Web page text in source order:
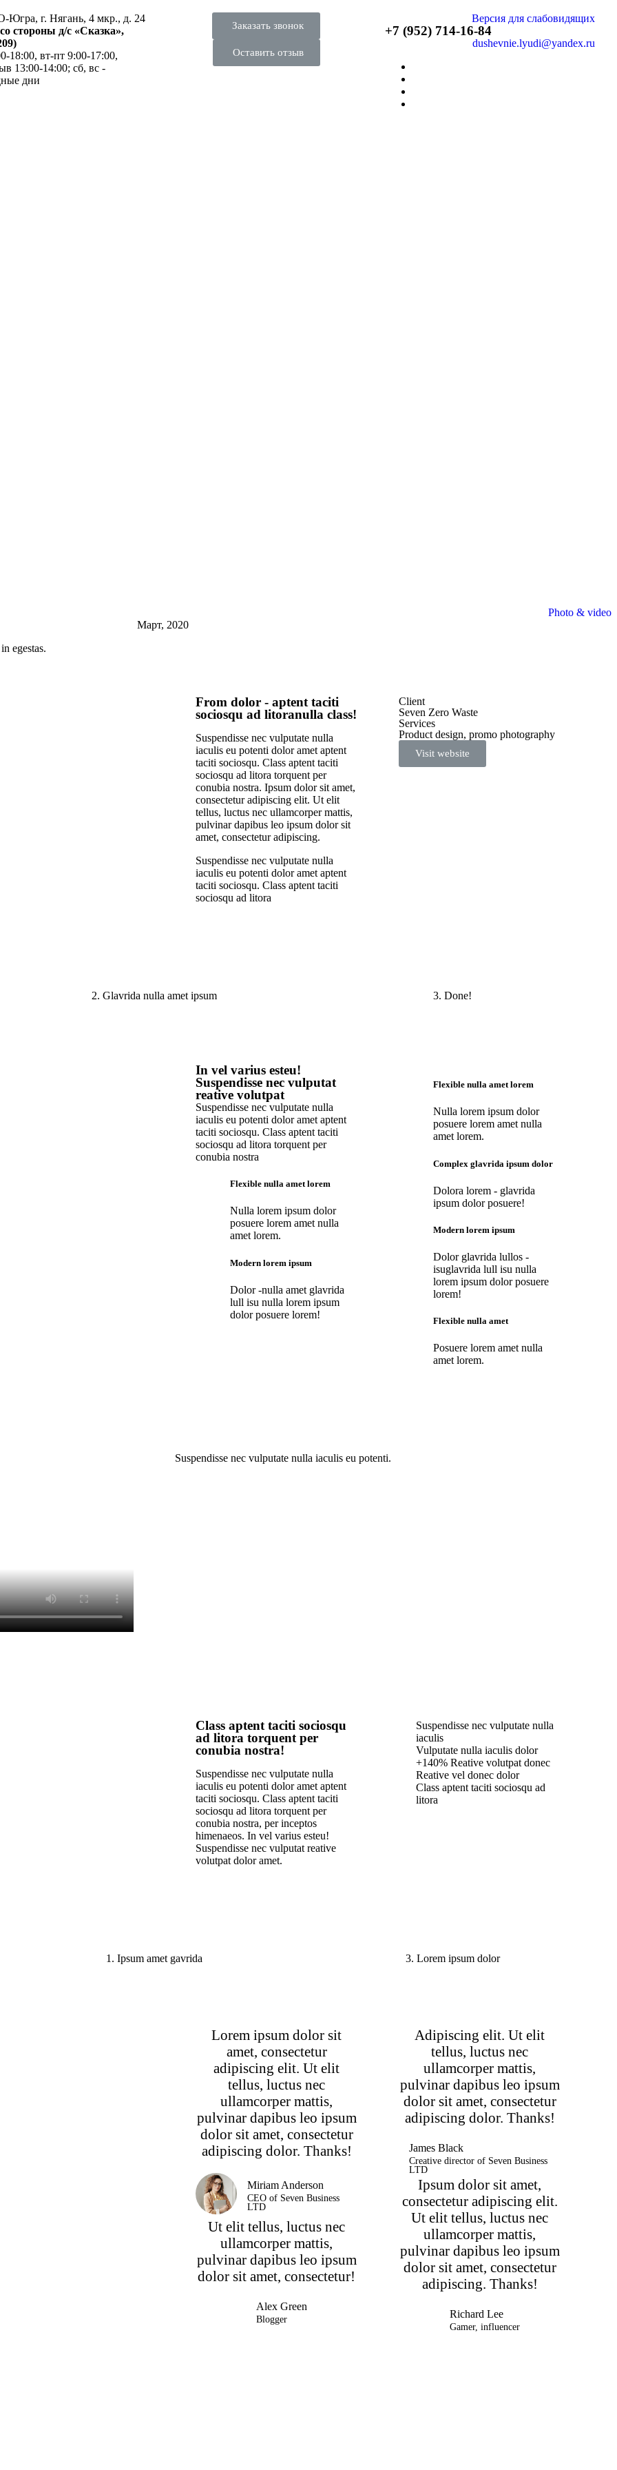
г. Нягань, 4 мкр., д. 24
стороны д/с «Сказка»,
18:00, вт-пт 9:00-17:00,
13:00-14:00; сб, вс -
дни
Заказать звонок
Оставить отзыв
Версия для слабовидящих
+7 (952) 714-16-84
dushevnie.lyudi@yandex.ru
Photo & video
Март, 2020
egestas.
From dolor - aptent taciti
sociosqu ad litoranulla class!
Suspendisse nec vulputate nulla
iaculis eu potenti dolor amet aptent
taciti sociosqu. Class aptent taciti
sociosqu ad litora torquent per
conubia nostra. Ipsum dolor sit amet,
consectetur adipiscing elit. Ut elit
tellus, luctus nec ullamcorper mattis,
pulvinar dapibus leo ipsum dolor sit
amet, consectetur adipiscing.
Suspendisse nec vulputate nulla
iaculis eu potenti dolor amet aptent
taciti sociosqu. Class aptent taciti
sociosqu ad litora
Client
Seven Zero Waste
Services
Product design, promo photography
Visit website
2. Glavrida nulla amet ipsum 3. Done!
In vel varius esteu!
Suspendisse nec vulputat
reative volutpat
Suspendisse nec vulputate nulla
iaculis eu potenti dolor amet aptent
taciti sociosqu. Class aptent taciti
sociosqu ad litora torquent per
conubia nostra
Flexible nulla amet lorem
Nulla lorem ipsum dolor
posuere lorem amet nulla
amet lorem.
Modern lorem ipsum
Dolor -nulla amet glavrida
lull isu nulla lorem ipsum
dolor posuere lorem!
Flexible nulla amet lorem
Nulla lorem ipsum dolor
posuere lorem amet nulla
amet lorem.
Complex glavrida ipsum dolor
Dolora lorem - glavrida
ipsum dolor posuere!
Modern lorem ipsum
Dolor glavrida lullos -
isuglavrida lull isu nulla
lorem ipsum dolor posuere
lorem!
Flexible nulla amet
Posuere lorem amet nulla
amet lorem.
Suspendisse nec vulputate nulla iaculis eu potenti.
Class aptent taciti sociosqu
ad litora torquent per
conubia nostra!
Suspendisse nec vulputate nulla
iaculis eu potenti dolor amet aptent
taciti sociosqu. Class aptent taciti
sociosqu ad litora torquent per
conubia nostra, per inceptos
himenaeos. In vel varius esteu!
Suspendisse nec vulputat reative
volutpat dolor amet.
Suspendisse nec vulputate nulla
iaculis
Vulputate nulla iaculis dolor
+140% Reative volutpat donec
Reative vel donec dolor
Class aptent taciti sociosqu ad
litora
1. Ipsum amet gavrida 3. Lorem ipsum dolor
Lorem ipsum dolor sit
amet, consectetur
adipiscing elit. Ut elit
tellus, luctus nec
ullamcorper mattis,
pulvinar dapibus leo ipsum
dolor sit amet, consectetur
adipiscing dolor. Thanks!
Miriam Anderson
CEO of Seven Business
LTD
Ut elit tellus, luctus nec
ullamcorper mattis,
pulvinar dapibus leo ipsum
dolor sit amet, consectetur!
Alex Green
Blogger
Adipiscing elit. Ut elit
tellus, luctus nec
ullamcorper mattis,
pulvinar dapibus leo ipsum
dolor sit amet, consectetur
adipiscing dolor. Thanks!
James Black
Creative director of Seven Business
LTD
Ipsum dolor sit amet,
consectetur adipiscing elit.
Ut elit tellus, luctus nec
ullamcorper mattis,
pulvinar dapibus leo ipsum
dolor sit amet, consectetur
adipiscing. Thanks!
Richard Lee
Gamer, influencer